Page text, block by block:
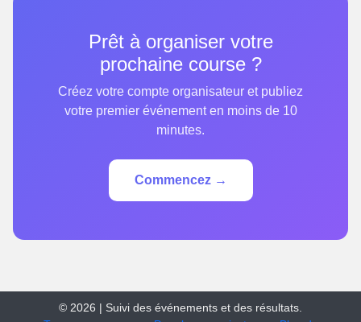
Prêt à organiser votre
prochaine course ?
Créez votre compte organisateur et publiez
votre premier événement en moins de 10
minutes.
Commencez →
© 2026 | Suivi des événements et des résultats.